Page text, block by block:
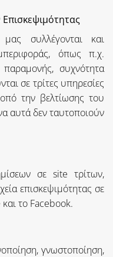
συλλέγονται και
όπως π.χ.
παραμονής, συχνότητα
σε τρίτες υπηρεσίες
την βελτίωσης του
αυτά δεν ταυτοποιούν
σε site τρίτων,
επισκεψιμότητας σε
το Facebook.
γνωστοποίηση,